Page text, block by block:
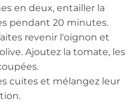
en deux, entailler la
pendant 20 minutes.
revenir l'oignon et
Ajoutez la tomate, les
cuites et mélangez leur